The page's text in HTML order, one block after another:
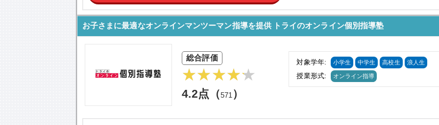
お子さまに最適なオンラインマンツーマン指導を提供 トライのオンライン個別指導塾
総合評価
4.2点（571）
対象学年: 小学生 中学生 高校生 浪人生
授業形式: オンライン指導